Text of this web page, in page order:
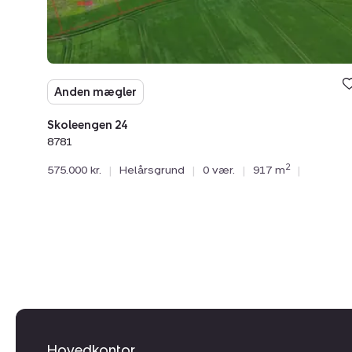
Anden mægler
Skoleengen 24
8781
575.000 kr. | Helårsgrund | 0 vær. | 917 m2 |